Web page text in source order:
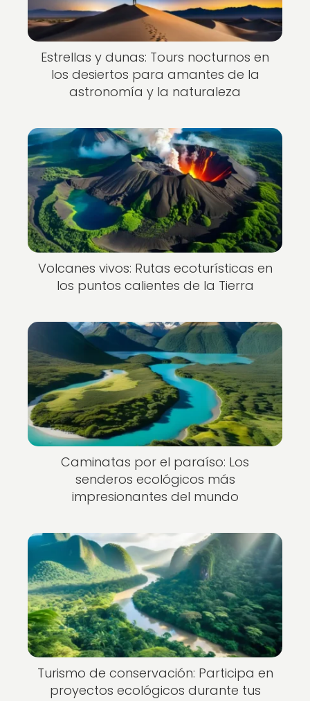
Estrellas y dunas: Tours nocturnos en
los desiertos para amantes de la
astronomía y la naturaleza
Volcanes vivos: Rutas ecoturísticas en
los puntos calientes de la Tierra
Caminatas por el paraíso: Los
senderos ecológicos más
impresionantes del mundo
Turismo de conservación: Participa en
proyectos ecológicos durante tus